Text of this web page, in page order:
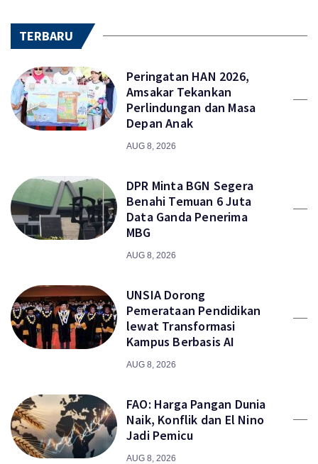
TERBARU
Peringatan HAN 2026,
Amsakar Tekankan
Perlindungan dan Masa
Depan Anak
AUG 8, 2026
DPR Minta BGN Segera
Benahi Temuan 6 Juta
Data Ganda Penerima
MBG
AUG 8, 2026
UNSIA Dorong
Pemerataan Pendidikan
lewat Transformasi
Kampus Berbasis AI
AUG 8, 2026
FAO: Harga Pangan Dunia
Naik, Konflik dan El Nino
Jadi Pemicu
AUG 8, 2026